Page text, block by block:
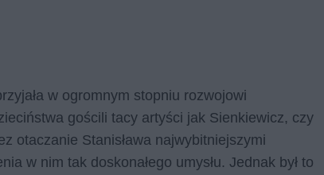
w ogromnym stopniu rozwojowi
gościli tacy artyści jak Sienkiewicz, czy
otaczanie Stanisława najwybitniejszymi
w nim tak doskonałego umysłu. Jednak był to